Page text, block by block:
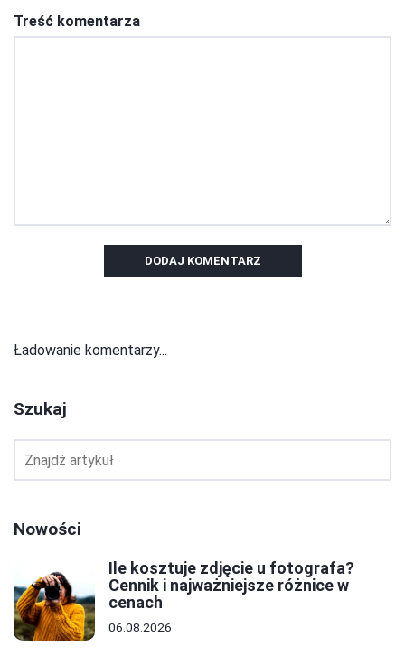
Treść komentarza
DODAJ KOMENTARZ
Ładowanie komentarzy...
Szukaj
Nowości
Ile kosztuje zdjęcie u fotografa?
Cennik i najważniejsze różnice w
cenach
06.08.2026